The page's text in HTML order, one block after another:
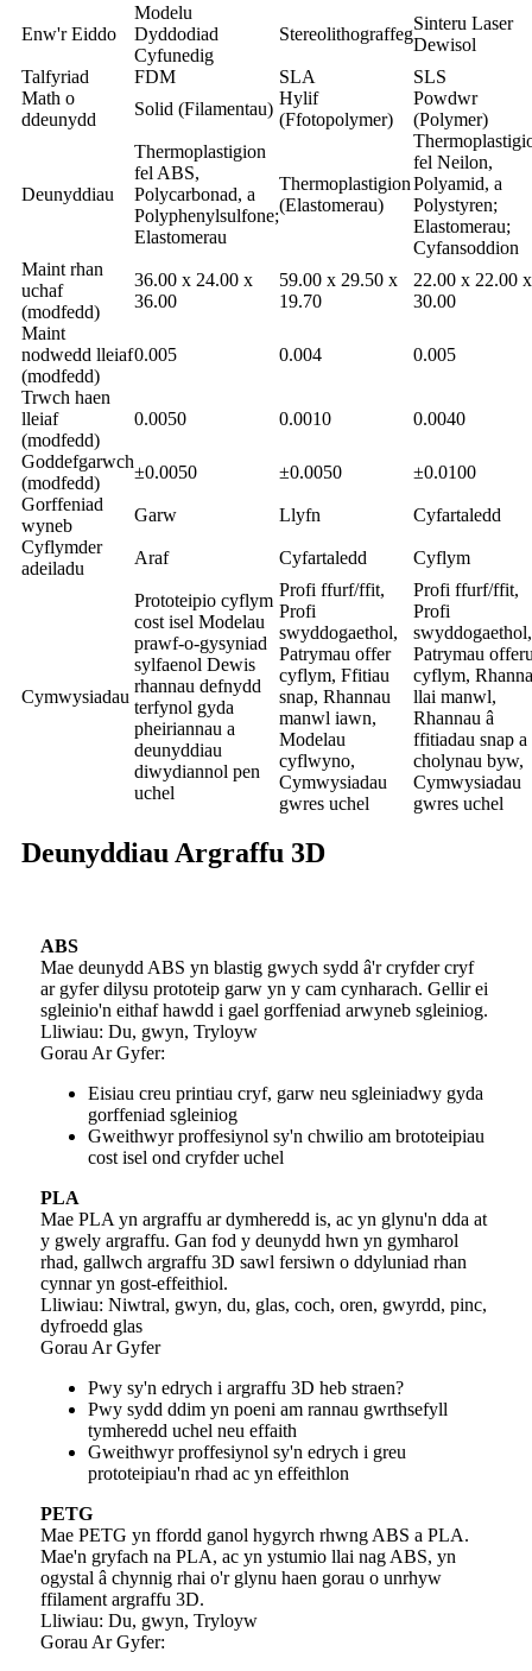
Enw'r Eiddo
Modelu
Dyddodiad
Cyfunedig
Stereolithograffeg
Sinteru Laser
Dewisol
Talfyriad
FDM SLA
SLS
Math o
ddeunydd
Solid (Filamentau)
Hylif
(Ffotopolymer)
Powdwr
(Polymer)
Deunyddiau
Thermoplastigion
fel ABS,
Polycarbonad, a
Polyphenylsulfone;
Elastomerau
Thermoplastigion
(Elastomerau)
fel Neilon,
Polyamid, a
Polystyren;
Elastomerau;
Cyfansoddion
Maint rhan
uchaf
(modfedd)
36.00 x 24.00 x
36.00
59.00 x 29.50 x
19.70
22.00 x 22.00 x
30.00
Maint
nodwedd lleiaf
(modfedd)
0.005 0.004 0.005
Trwch haen
lleiaf
(modfedd)
0.0050 0.0010 0.0040
Goddefgarwch
(modfedd)
±0.0050 ±0.0050
±0.0100
Gorffeniad
wyneb
Garw Llyfn
Cyfartaledd
Cyflymder
adeiladu
Araf Cyfartaledd Cyflym
Cymwysiadau
Prototeipio cyflym
cost isel Modelau
prawf-o-gysyniad
sylfaenol Dewis
rhannau defnydd
terfynol gyda
pheiriannau a
deunyddiau
diwydiannol pen
uchel
Profi ffurf/ffit,
Profi
swyddogaethol,
Patrymau offer
cyflym, Ffitiau
snap, Rhannau
manwl iawn,
Modelau
cyflwyno,
Cymwysiadau
gwres uchel
Profi ffurf/ffit,
Profi
swyddogaethol,
Patrymau
cyflym,
llai manwl,
Rhannau â
ffitiadau snap a
cholynau byw,
Cymwysiadau
gwres uchel
Deunyddiau Argraffu 3D
ABS
Mae deunydd ABS yn blastig gwych sydd â'r cryfder cryf
ar gyfer dilysu prototeip garw yn y cam cynharach. Gellir ei
sgleinio'n eithaf hawdd i gael gorffeniad arwyneb sgleiniog.
Lliwiau: Du, gwyn, Tryloyw
Gorau Ar Gyfer:
Eisiau creu printiau cryf, garw neu sgleiniadwy gyda
gorffeniad sgleiniog
Gweithwyr proffesiynol sy'n chwilio am brototeipiau
cost isel ond cryfder uchel
PLA
Mae PLA yn argraffu ar dymheredd is, ac yn glynu'n dda at
y gwely argraffu. Gan fod y deunydd hwn yn gymharol
rhad, gallwch argraffu 3D sawl fersiwn o ddyluniad rhan
cynnar yn gost-effeithiol.
Lliwiau: Niwtral, gwyn, du, glas, coch, oren, gwyrdd, pinc,
dyfroedd glas
Gorau Ar Gyfer
Pwy sy'n edrych i argraffu 3D heb straen?
Pwy sydd ddim yn poeni am rannau gwrthsefyll
tymheredd uchel neu effaith
Gweithwyr proffesiynol sy'n edrych i greu
prototeipiau'n rhad ac yn effeithlon
PETG
Mae PETG yn ffordd ganol hygyrch rhwng ABS a PLA.
Mae'n gryfach na PLA, ac yn ystumio llai nag ABS, yn
ogystal â chynnig rhai o'r glynu haen gorau o unrhyw
ffilament argraffu 3D.
Lliwiau: Du, gwyn, Tryloyw
Gorau Ar Gyfer: